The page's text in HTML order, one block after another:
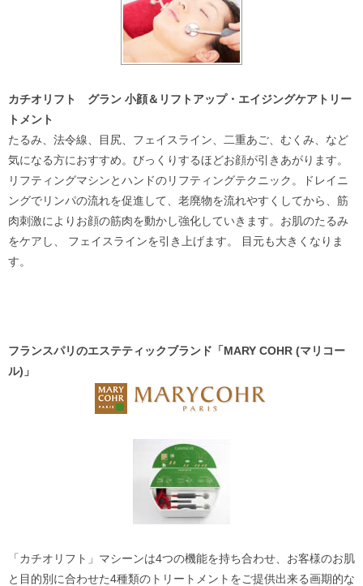
カチオリフト グラン 小顔＆リフトアップ・エイジングケアトリー
トメント
たるみ、法令線、目尻、フェイスライン、二重あご、むくみ、など
気になる方におすすめ。びっくりするほどお顔が引きあがります。
リフティングマシンとハンドのリフティングテクニック。ドレイニ
ングでリンパの流れを促進して、老廃物を流れやすくしてから、筋
肉刺激によりお顔の筋肉を動かし強化していきます。お肌のたるみ
をケアし、 フェイスラインを引き上げます。 目元も大きくなりま
す。
フランスパリのエステティックブランド「MARY COHR (マリコー
ル)」
「カチオリフト」マシーンは4つの機能を持ち合わせ、お客様のお肌
と目的別に合わせた4種類のトリートメントをご提供出来る画期的な